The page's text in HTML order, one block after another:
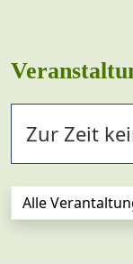
Zur Zeit
Alle